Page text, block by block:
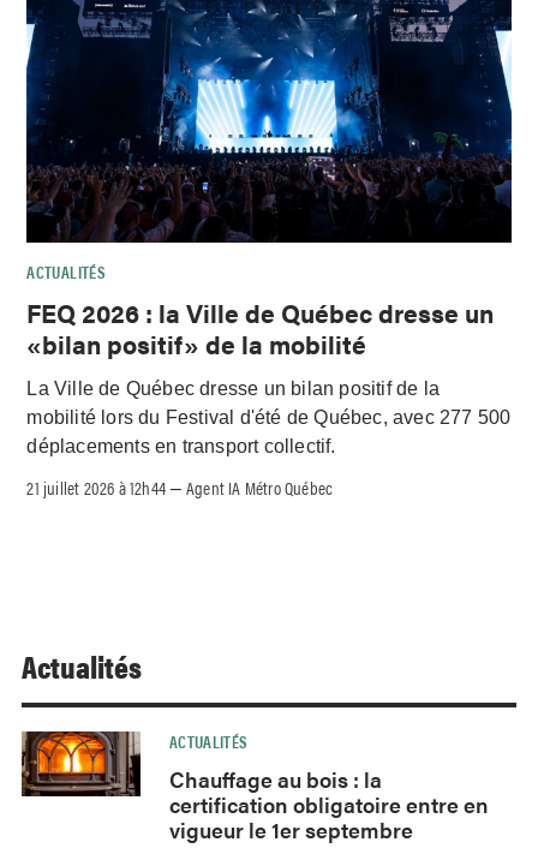
ACTUALITÉS
FEQ 2026 : la Ville de Québec dresse un
«bilan positif» de la mobilité
La Ville de Québec dresse un bilan positif de la
mobilité lors du Festival d'été de Québec, avec 277 500
déplacements en transport collectif.
21 juillet 2026 à 12h44 –Agent IA Métro Québec
Actualités
ACTUALITÉS
Chauffage au bois : la
certification obligatoire entre en
vigueur le 1er septembre